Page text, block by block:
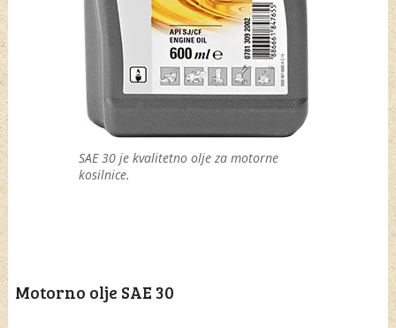
SAE 30 je kvalitetno olje za motorne
kosilnice.
Motorno olje SAE 30